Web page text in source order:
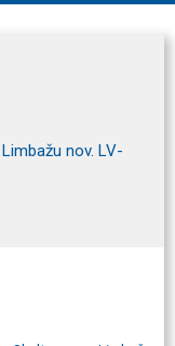
nov. LV-